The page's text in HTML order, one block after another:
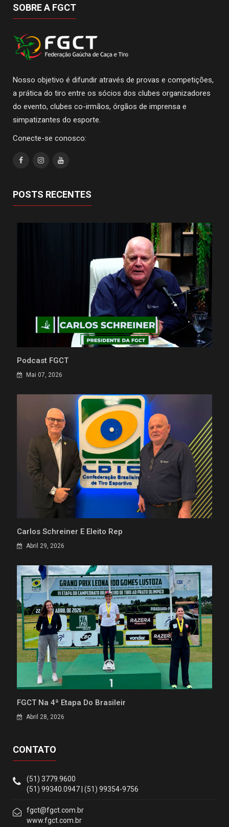
SOBRE A FGCT
Nosso objetivo é difundir através de provas e competições,
a prática do tiro entre os sócios dos clubes organizadores
do evento, clubes co-irmãos, órgãos de imprensa e
simpatizantes do esporte.
Conecte-se conosco:
POSTS RECENTES
Podcast FGCT
Mai 07, 2026
Carlos Schreiner É Eleito Rep
Abril 29, 2026
FGCT Na 4ª Etapa Do Brasileir
Abril 28, 2026
CONTATO
(51) 3779.9600
(51) 99340.0947 | (51) 99354-9756
fgct@fgct.com.br
www.fgct.com.br